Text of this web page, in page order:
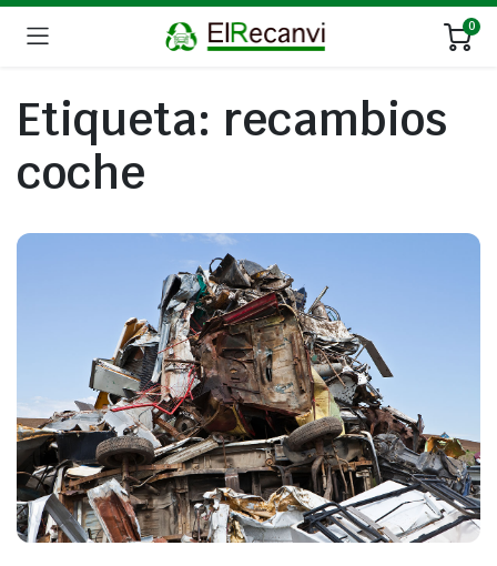
0
Etiqueta: recambios
coche